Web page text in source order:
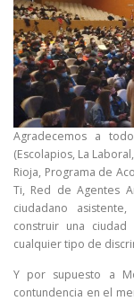
Agradecemos a
(Escolapios, La
Rioja, Programa de
Ti, Red de Agentes
ciudadano
construir una
cualquier tipo de
Y por supuesto a
contundencia en el